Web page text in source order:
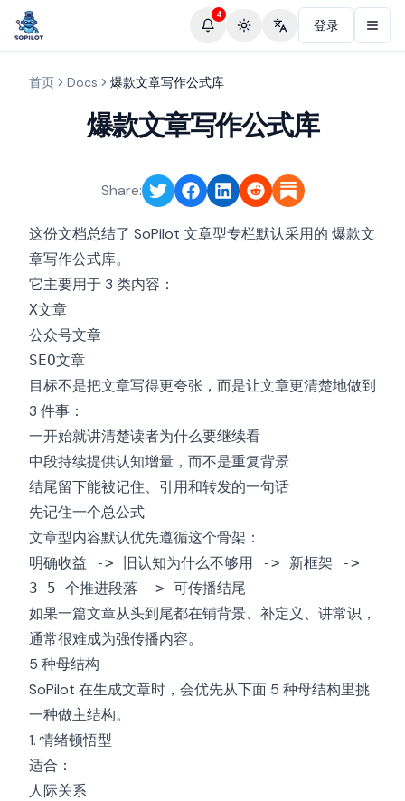
4
Toggle theme
Change language
登录
首页 Docs 爆款文章写作公式库
爆款文章写作公式库
Share:
这份文档总结了 SoPilot 文章型专栏默认采用的 爆款文
章写作公式库。
它主要用于 3 类内容：
X文章
公众号文章
SEO文章
目标不是把文章写得更夸张，而是让文章更清楚地做到
3 件事：
一开始就讲清楚读者为什么要继续看
中段持续提供认知增量，而不是重复背景
结尾留下能被记住、引用和转发的一句话
先记住一个总公式
文章型内容默认优先遵循这个骨架：
明确收益 -> 旧认知为什么不够用 -> 新框架 ->
3-5 个推进段落 -> 可传播结尾
如果一篇文章从头到尾都在铺背景、补定义、讲常识，
通常很难成为强传播内容。
5 种母结构
SoPilot 在生成文章时，会优先从下面 5 种母结构里挑
一种做主结构。
1. 情绪顿悟型
适合：
人际关系